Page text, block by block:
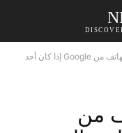
سيخبرك تطبيق الهاتف من Google إذا كان أحد
من